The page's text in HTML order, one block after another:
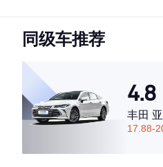
·内饰表现一般，低于74%同级车
·空间表现较为优秀，优于73%同
同级车推荐
4.8
丰田
17.88-